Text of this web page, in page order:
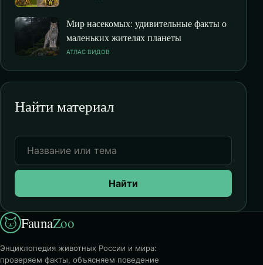
Мир насекомых: удивительные факты о
маленьких жителях планеты
АТЛАС ВИДОВ
Найти материал
Найти
FaunaZoo
Энциклопедия животных России и мира:
проверяем факты, объясняем поведение